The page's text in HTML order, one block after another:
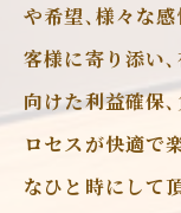
や希望､様々な
客様に寄り添い
向けた利益確保
ロセスが快適で
なひと時にして